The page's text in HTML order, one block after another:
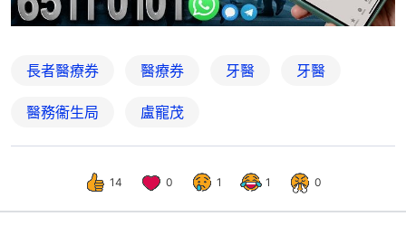
長者醫療券 醫療券 牙醫 牙醫
醫務衞生局 盧寵茂
14 0 1 1 0